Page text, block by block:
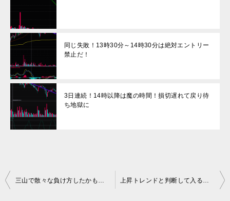
同じ失敗！13時30分～14時30分は絶対エントリー
禁止だ！
3日連続！14時以降は魔の時間！損切遅れて戻り待
ち地獄に
投
三山で散々な負け方したかも・・・ 上昇トレンドと判断して入るも2本目３本目マイナス！